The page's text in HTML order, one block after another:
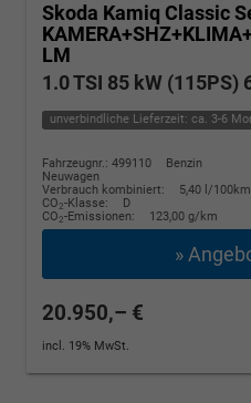
Skoda Kamiq Classic
LM
1.0 TSI 85 kW (115PS)
unverbindliche Lieferzeit: ca. 3-6
Fahrzeugnr.: 499110
Benzin
Neuwagen
Verbrauch kombiniert:
5,40 l/100km
CO2-Klasse:
D
CO2-Emissionen: 123,00 g/km
»
20.950,– €
incl. 19% MwSt.